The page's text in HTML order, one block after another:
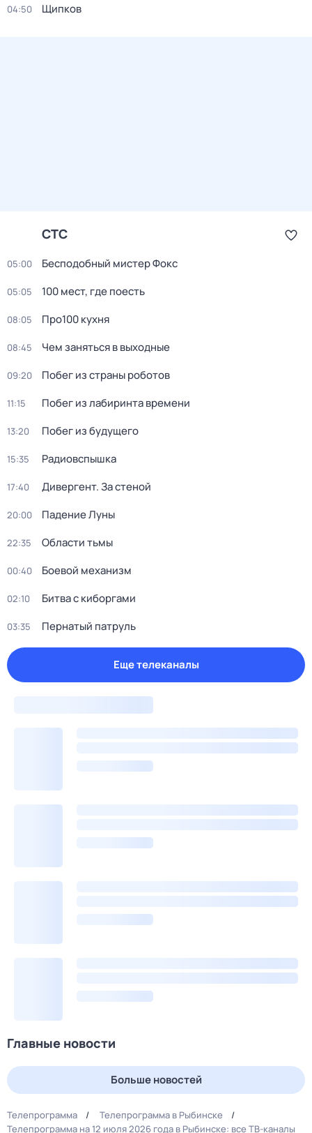
04:50 Щипков
СТС
05:00 Бесподобный мистер Фокс
05:05 100 мест, где поесть
08:05 Про100 кухня
08:45 Чем заняться в выходные
09:20 Побег из страны роботов
11:15 Пoбег из лабиринтa времени
13:20 Побег из будущего
15:35 Радиовспышка
17:40 Дивергент. За стеной
20:00 Падение Луны
22:35 Области тьмы
00:40 Боевой механизм
02:10 Битва с киборгами
03:35 Пернатый патруль
Еще телеканалы
Главные новости
Больше новостей
Телепрограмма
Телепрограмма в Рыбинске
Телепрограмма на 12 июля 2026 года в Рыбинске: все ТВ-каналы